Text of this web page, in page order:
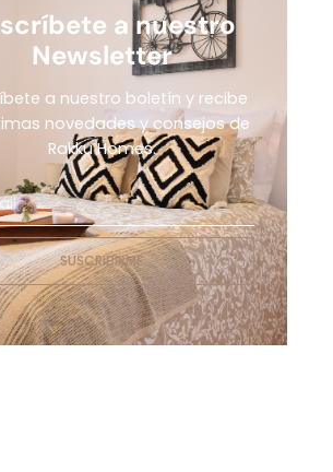
a nuestro
Newsletter
a nuestro boletín y recibe
novedades y consejos de
Rakku Homes.
SUSCRIBIRME